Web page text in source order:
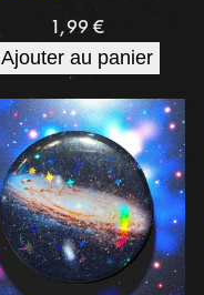
1,99 €
Ajouter au panier